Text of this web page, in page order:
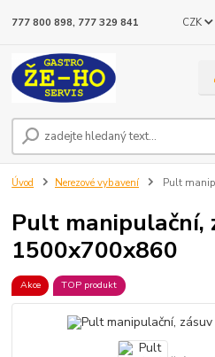
CZK
777 800 898, 777 329 841
Úvod Nerezové vybavení Pult
Pult manipulační,
1500x700x860
Akce TOP produkt